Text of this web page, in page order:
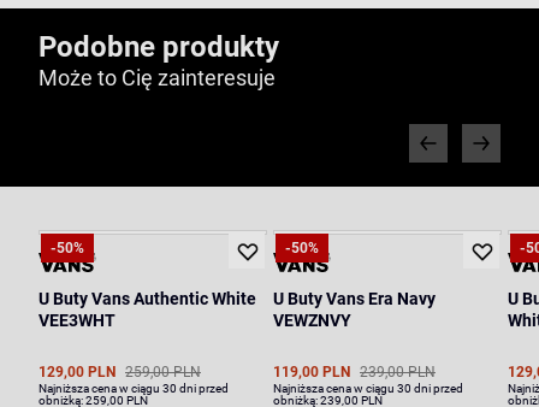
Podobne produkty
Może to Cię zainteresuje
-50%
U Buty Vans Authentic White
VEE3WHT
129,00 PLN 259,00 PLN
Najniższa cena w ciągu 30 dni przed
obniżką:259,00 PLN
-50%
U Buty Vans Era Navy
VEWZNVY
119,00 PLN 239,00 PLN
Najniższa cena w ciągu 30 dni przed
obniżką:239,00 PLN
-
U